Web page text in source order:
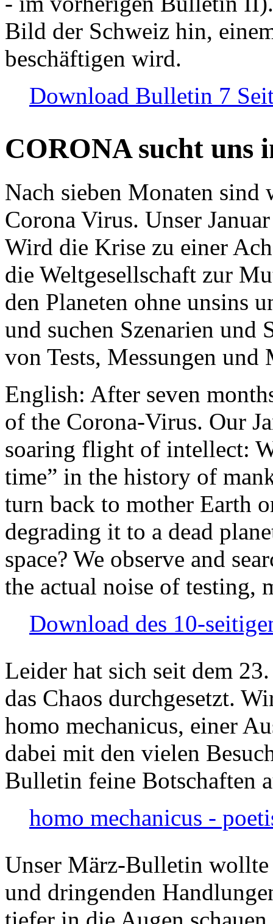
Bild der Schweiz hin,
beschäftigen wird.
Download Bulletin 7
CORONA sucht uns
Nach sieben Monaten
Corona Virus. Unser
Wird die Krise zu einer
die Weltgesellschaft zur
den Planeten ohne unsins
und suchen Szenarien und
von Tests, Messungen und
English: After seven
of the Corona-Virus. Our
soaring flight of intellect:
time” in the history of
turn back to mother Earth
degrading it to a dead
space? We observe and
the actual noise of testing,
Download des 10-
Leider hat sich seit dem
das Chaos durchgesetzt.
homo mechanicus, einer
dabei mit den vielen
Bulletin feine Botschaften
homo mechanicus -
Unser März-Bulletin
und dringenden